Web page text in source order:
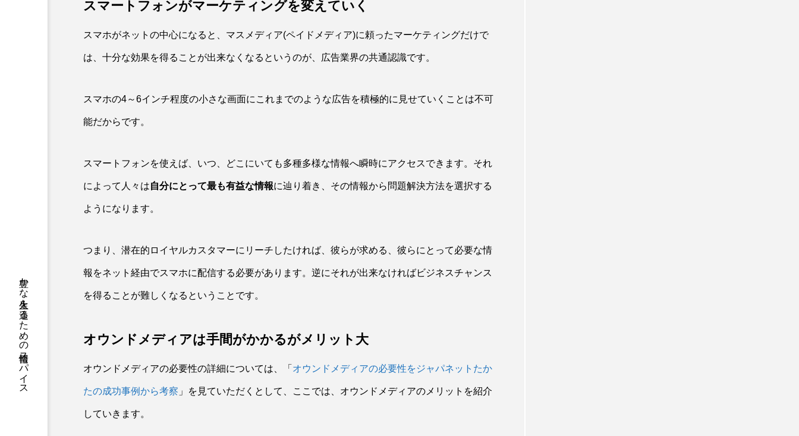
豊かな人生を送るための情報スパイス
スマートフォンがマーケティングを変えていく
スマホがネットの中心になると、マスメディア(ペイドメディア)に頼ったマーケティングだけで
は、十分な効果を得ることが出来なくなるというのが、広告業界の共通認識です。
スマホの4～6インチ程度の小さな画面にこれまでのような広告を積極的に見せていくことは不可
能だからです。
スマートフォンを使えば、いつ、どこにいても多種多様な情報へ瞬時にアクセスできます。それ
によって人々は自分にとって最も有益な情報に辿り着き、その情報から問題解決方法を選択する
ようになります。
つまり、潜在的ロイヤルカスタマーにリーチしたければ、彼らが求める、彼らにとって必要な情
報をネット経由でスマホに配信する必要があります。逆にそれが出来なければビジネスチャンス
を得ることが難しくなるということです。
オウンドメディアは手間がかかるがメリット大
オウンドメディアの必要性の詳細については、「 オウンドメディアの必要性をジャパネットたか
たの成功事例から考察 」を見ていただくとして、ここでは、オウンドメディアのメリットを紹介
していきます。